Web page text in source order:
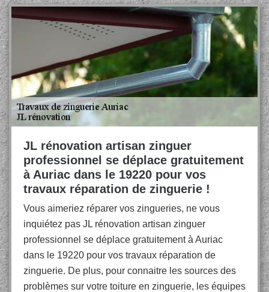
JL rénovation artisan zinguer
professionnel se déplace gratuitement
à Auriac dans le 19220 pour vos
travaux réparation de zinguerie !
Vous aimeriez réparer vos zingueries, ne vous
inquiétez pas JL rénovation artisan zinguer
professionnel se déplace gratuitement à Auriac
dans le 19220 pour vos travaux réparation de
zinguerie. De plus, pour connaitre les sources des
problèmes sur votre toiture en zinguerie, les équipes